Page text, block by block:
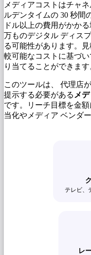
メディアコストはチャ
ルデンタイムの 30 秒間
ドル以上の費用がかか
万ものデジタル ディス
る可能性があります。
較可能なコストに基づ
り当てることができます
このツールは、 代理店
提示する必要がある メ
です。リーチ目標を金
当化やメディア ベンダ
テレビ、
レ